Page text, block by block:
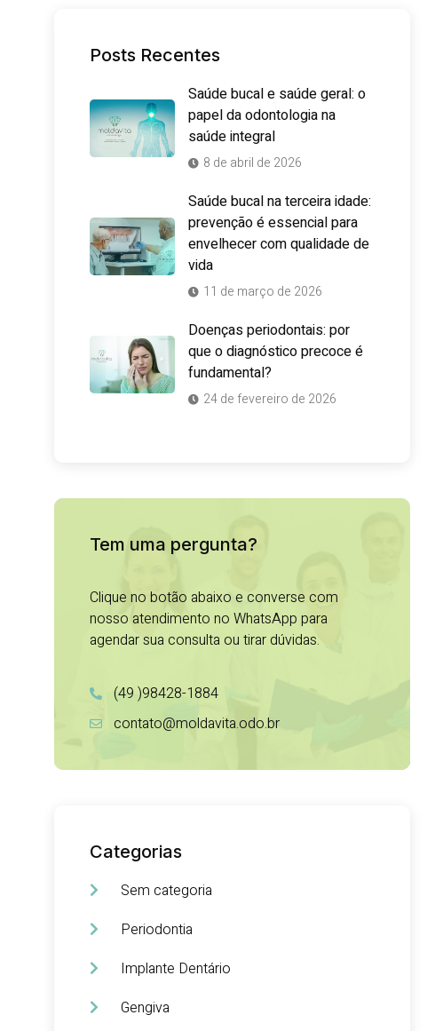
Posts Recentes
Saúde bucal e saúde geral: o
papel da odontologia na
saúde integral
8 de abril de 2026
Saúde bucal na terceira idade:
prevenção é essencial para
envelhecer com qualidade de
vida
11 de março de 2026
Doenças periodontais: por
que o diagnóstico precoce é
fundamental?
24 de fevereiro de 2026
Tem uma pergunta?
Clique no botão abaixo e converse com
nosso atendimento no WhatsApp para
agendar sua consulta ou tirar dúvidas.
(49 )98428-1884
contato@moldavita.odo.br
Categorias
Sem categoria
Periodontia
Implante Dentário
Gengiva